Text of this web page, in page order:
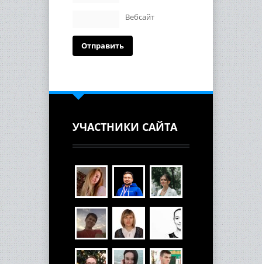
Вебсайт
УЧАСТНИКИ САЙТА